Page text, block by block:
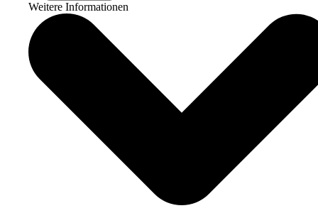
Weitere Informationen